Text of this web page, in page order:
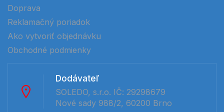
Doprava
Reklamačný poriadok
Ako vytvoriť objednávku
Obchodné podmienky
Dodávateľ
SOLEDO, s.r.o. IČ: 29298679
Nové sady 988/2, 60200 Brno